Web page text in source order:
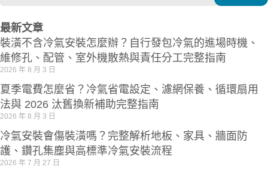
最新文章
裝潢不含冷氣安裝怎麼辦？自行發包冷氣的進場時機、
維修孔、配管、室外機散熱與責任分工完整指南
2026 年 8 月 3 日
夏季電費怎麼省？冷氣省電設定、濾網保養、循環扇用
法與 2026 汰舊換新補助完整指南
2026 年 8 月 3 日
冷氣安裝會傷裝潢嗎？完整解析地板、家具、牆面防
護、鑽孔集塵與高標準冷氣安裝流程
2026 年 7 月 27 日